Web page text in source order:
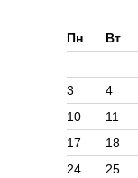
Пн
Вт
3
4
10
11
17
18
24
25